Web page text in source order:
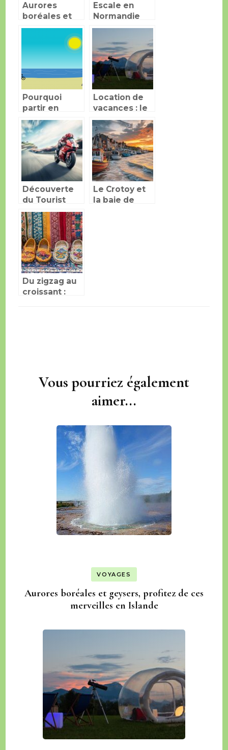
Aurores
boréales et
geysers,
profitez de
ces
merveilles en
Islande
Escale en
Normandie
Pourquoi
partir en
vacances au
Pouldu ?
Location de
vacances : le
boum des
hébergements
insolites
Découverte
du Tourist
Trophy :
Plongée au
cœur de la
mythique
course moto
de l’île de Man
Le Crotoy et
la baie de
Du zigzag au
croissant :
Navigation
Vous pourriez également
aimer...
VOYAGES
Aurores boréales et geysers, profitez de ces
merveilles en Islande